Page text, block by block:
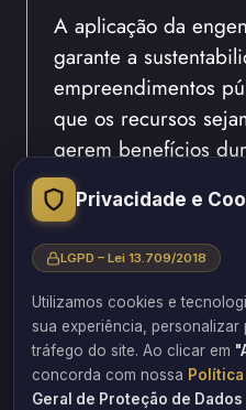
A aplicação da
garante a
empreendimentos
que os recursos
gerem benefícios
sociedade.
Engenharia de
para o projeto
públicas Brasil
A Barbosa Estrutural
de valor em cada
Privacidade e
LGPD – Lei 13.709/2018
Utilizamos cookies e
sua experiência, personalizar
tráfego do site. Ao clicar em
concorda com nossa
Geral de Proteção de Dados